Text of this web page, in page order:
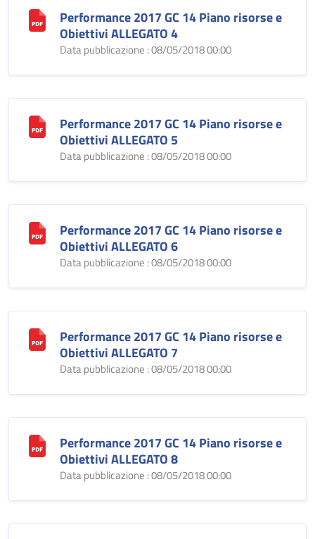
Performance 2017 GC 14 Piano risorse e
Obiettivi ALLEGATO 4
Data pubblicazione : 08/05/2018 00:00
Performance 2017 GC 14 Piano risorse e
Obiettivi ALLEGATO 5
Data pubblicazione : 08/05/2018 00:00
Performance 2017 GC 14 Piano risorse e
Obiettivi ALLEGATO 6
Data pubblicazione : 08/05/2018 00:00
Performance 2017 GC 14 Piano risorse e
Obiettivi ALLEGATO 7
Data pubblicazione : 08/05/2018 00:00
Performance 2017 GC 14 Piano risorse e
Obiettivi ALLEGATO 8
Data pubblicazione : 08/05/2018 00:00